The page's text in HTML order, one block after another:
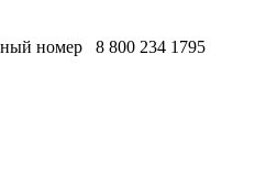
номер
8 800 234 1795